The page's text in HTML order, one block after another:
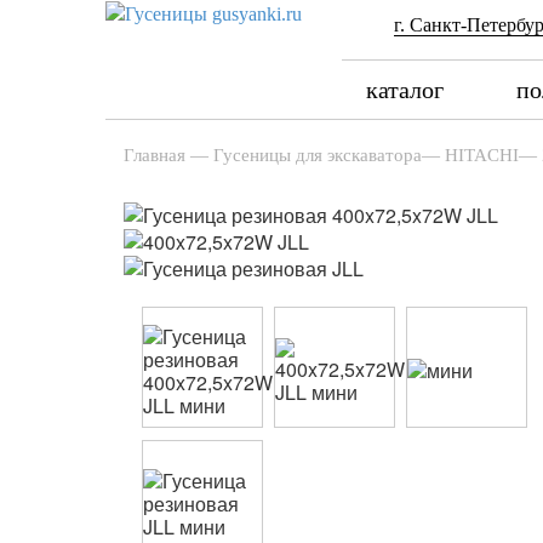
г. Санкт-
каталог
Главная — Гусеницы для экскаватора— HITACHI—